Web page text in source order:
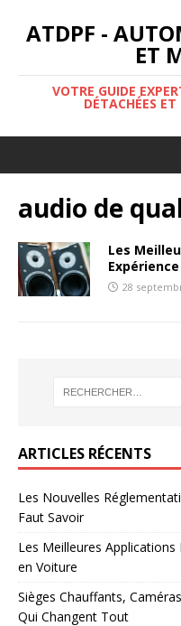
ATDPF -
ET
VOTRE GUIDE
DÉTACHÉES
audio de
Les
28
ARTICLES RÉCENTS
Les Nouvelles
Faut Savoir
Les Meilleures
en Voiture
Sièges Chauffants,
Qui Changent Tout